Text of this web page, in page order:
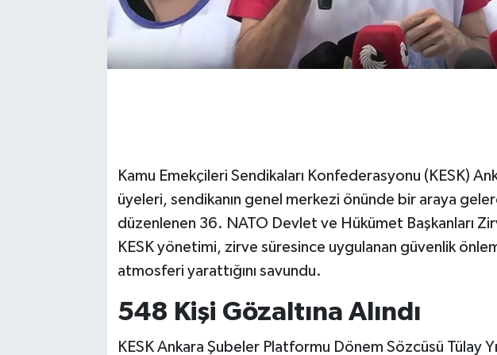
Kamu Emekçileri Sendikaları Konfederasyonu (KESK)
üyeleri, sendikanın genel merkezi önünde bir araya
düzenlenen 36. NATO Devlet ve Hükümet Başkanları
KESK yönetimi, zirve süresince uygulanan güvenlik
atmosferi yarattığını savundu.
548 Kişi Gözaltına Alındı
KESK Ankara Şubeler Platformu Dönem Sözcüsü Tülay